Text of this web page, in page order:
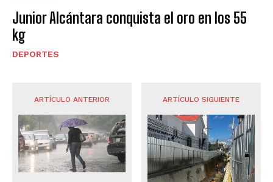
Junior Alcántara conquista el oro en los 55
kg
DEPORTES
ARTÍCULO ANTERIOR ARTÍCULO SIGUIENTE